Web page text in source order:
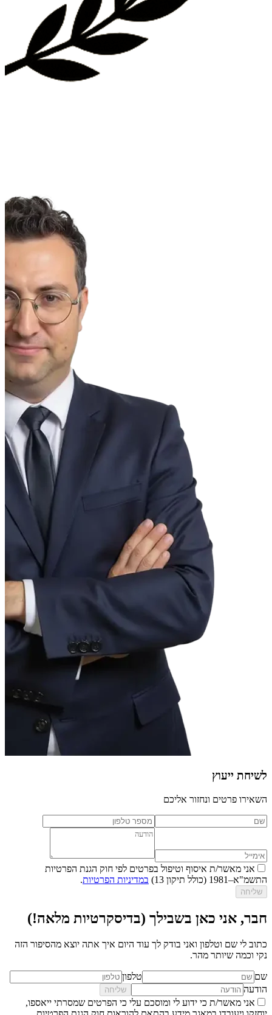
לשיחת ייעוץ
השאירו פרטים ונחזור אליכם
אני מאשר/ת איסוף וטיפול בפרטים לפי חוק הגנת הפרטיות
התשמ"א–1981 (כולל תיקון 13)
במדיניות הפרטיות.
שליחה
חבר, אני כאן בשבילך (בדיסקרטיות מלאה!)
כתוב לי שם וטלפון ואני בודק לך עוד היום איך אתה יוצא מהסיפור הזה
נקי וכמה שיותר מהר.
שם
טלפון
הודעה
שליחה
אני מאשר/ת כי ידוע לי ומוסכם עלי כי הפרטים שמסרתי ייאספו,